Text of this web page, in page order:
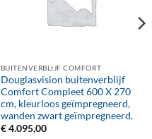
BUITENVERBLIJF COMFORT
Douglasvision buitenverblijf
Comfort Compleet 600 X 270
cm, kleurloos geïmpregneerd,
wanden zwart geïmpregneerd.
€4.095,00